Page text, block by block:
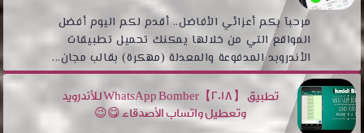
مرحبآ بكم أعزائي الأفاضل.. أقدم لكم اليوم أفضل
المواقع التي من خلالها يمكنك تحميل تطبيقات
الأندروبد المدفوعة والمعدلة (مهكرة) بقالب مجان...
تطبيق WhatsApp Bomber【2018】 للأندرويد
وتعطيل واتساب الأصدقاء 😋😉